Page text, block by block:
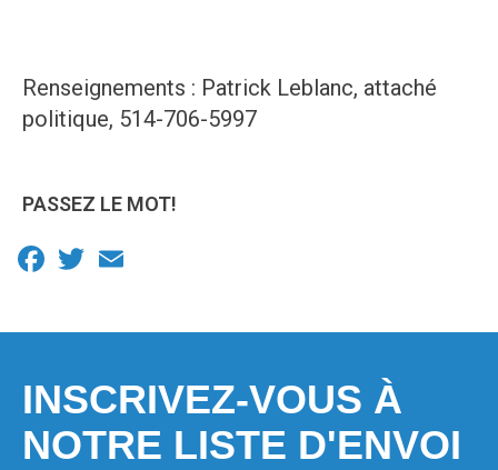
Renseignements : Patrick Leblanc, attaché
politique, 514-706-5997
PASSEZ LE MOT!
Facebook
Twitter
INSCRIVEZ-VOUS À
NOTRE LISTE D'ENVOI